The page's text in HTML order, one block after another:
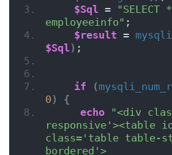
$Sql = "SELECT *
employeeinfo" ;
$result =
$Sql ) ;
if (
0 )
{
echo "<div
responsive'><table
class='table table-
bordered'>